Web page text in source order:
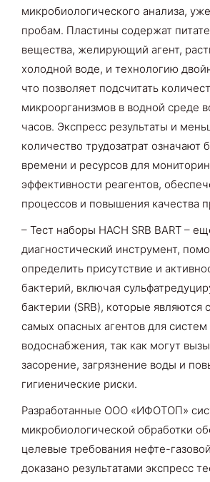
микробиологического анализа,
пробам. Пластины содержат
вещества, желирующий агент,
холодной воде, и технологию
что позволяет подсчитать
микроорганизмов в водной среде
часов. Экспресс результаты и
количество трудозатрат означают
времени и ресурсов для
эффективности реагентов,
процессов и повышения качества
– Тест наборы HACH SRB BART –
диагностический инструмент,
определить присутствие и
бактерий, включая
бактерии (SRB), которые являются
самых опасных агентов для систем
водоснабжения, так как могут
засорение, загрязнение воды и
гигиенические риски.
Разработанные ООО «ИФОТОП»
микробиологической обработки
целевые требования нефте-
доказано результатами экспресс